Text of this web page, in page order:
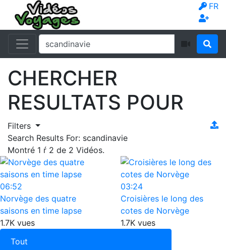
FR
CHERCHER
RESULTATS POUR
Filters
Search Results For: scandinavie
Montré 1 ŕ 2 de 2 Vidéos.
06:52
Norvège des quatre
saisons en time lapse
1.7K vues
03:24
Croisières le long des
cotes de Norvège
1.7K vues
Tout